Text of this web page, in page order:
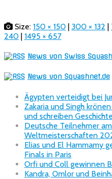
Size: 150 × 150 300 × 132
240 1495 × 657
News von Swiss Squash
News von Squashnet.de
Ägypten verteidigt bei
Zakaria und Singh
und schreiben Geschichte
Deutsche Teilnehmer
Weltmeisterschaften
Elias und El Hammamy
Finals in Paris
Orfi und Coll gewinnen
Kandra, Omlor und